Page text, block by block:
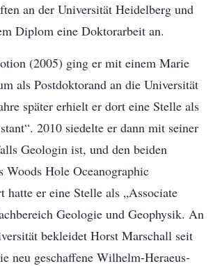
an der Universität Heidelberg und
Diplom eine Doktorarbeit an.
(2005) ging er mit einem Marie
als Postdoktorand an die Universität
später erhielt er dort eine Stelle als
2010 siedelte er dann mit seiner
Geologin ist, und den beiden
Woods Hole Oceanographic
er eine Stelle als „Associate
Geologie und Geophysik. An
bekleidet Horst Marschall seit
neu geschaffene Wilhelm-Heraeus-